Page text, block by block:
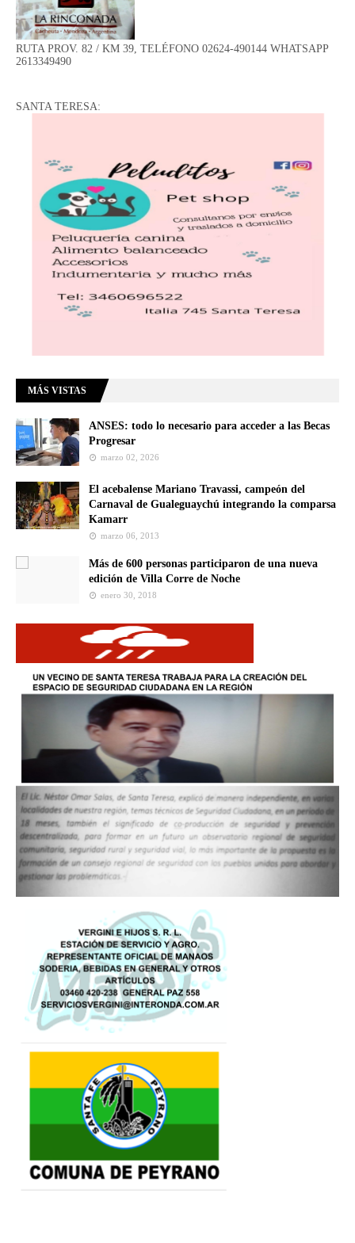
RUTA PROV. 82 / KM 39, TELÉFONO 02624-490144 WHATSAPP
2613349490
SANTA TERESA:
MÁS VISTAS
ANSES: todo lo necesario para acceder a las Becas
Progresar
marzo 02, 2026
El acebalense Mariano Travassi, campeón del
Carnaval de Gualeguaychú integrando la comparsa
Kamarr
marzo 06, 2013
Más de 600 personas participaron de una nueva
edición de Villa Corre de Noche
enero 30, 2018